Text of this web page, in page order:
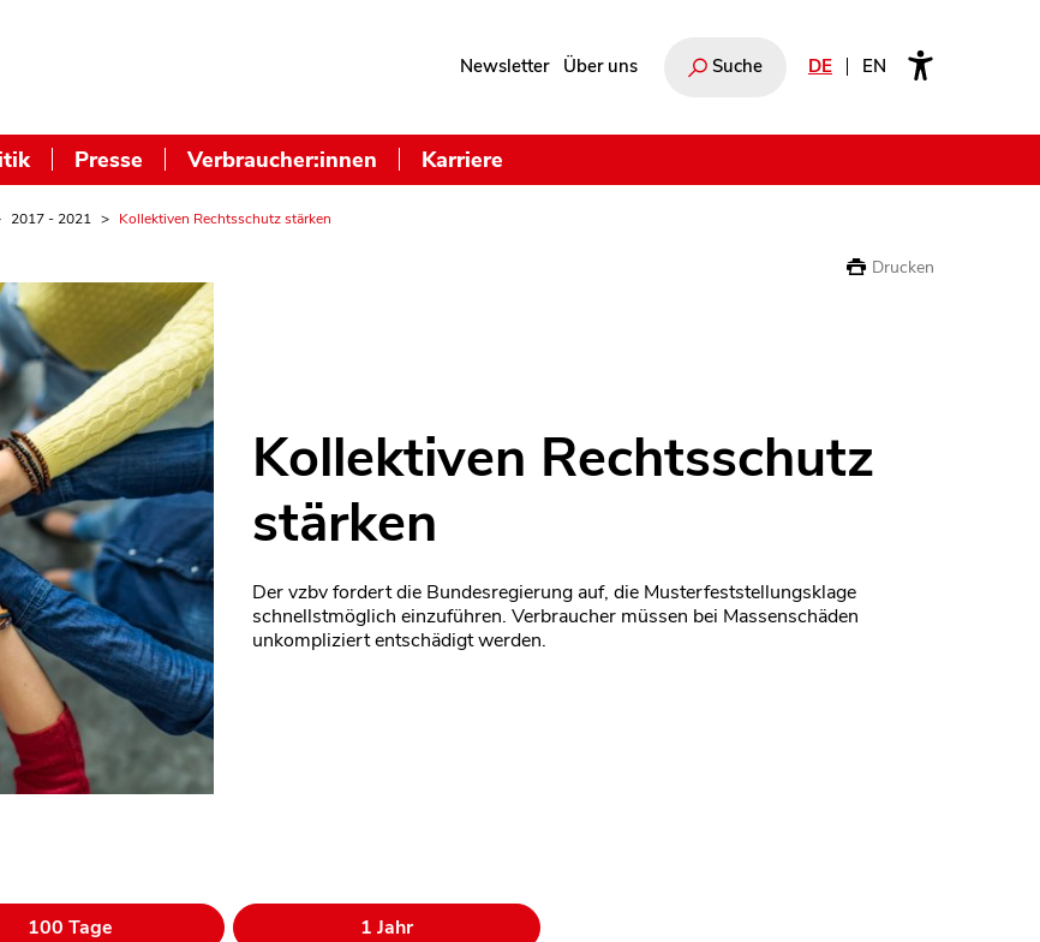
Newsletter Über uns Suche DE EN
Presse Verbraucher:innen Karriere
2017 - 2021 Kollektiven Rechtsschutz stärken
Drucken
Kollektiven Rechtsschutz
stärken
Der vzbv fordert die Bundesregierung auf, die Musterfeststellungsklage
schnellstmöglich einzuführen. Verbraucher müssen bei Massenschäden
unkompliziert entschädigt werden.
100 Tage 1 Jahr